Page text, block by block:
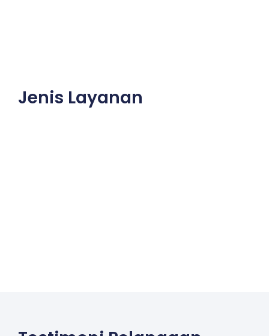
Jenis Layanan